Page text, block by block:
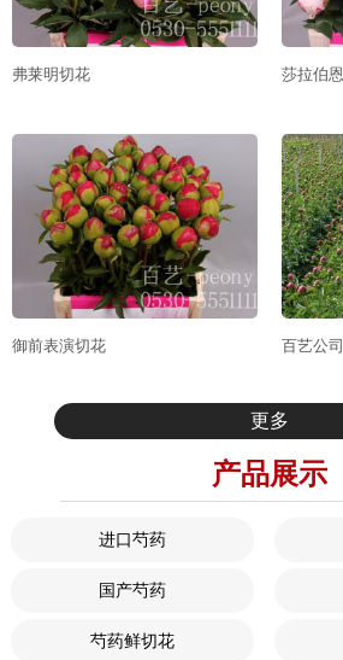
弗莱明切花 莎拉伯
御前表演切花 百艺公
更多
产品展示
进口芍药
国产芍药
芍药鲜切花